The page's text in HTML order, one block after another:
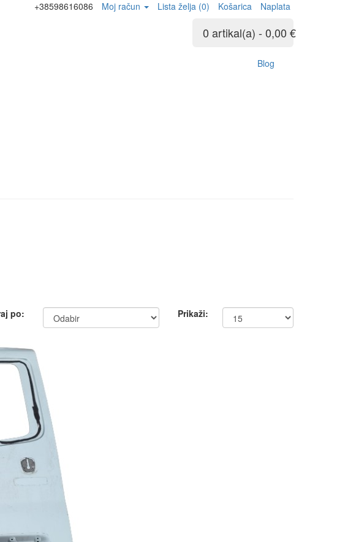
+38598616086 Moj račun Lista želja (0) Košarica Naplata
0 artikal(a) - 0,00 €
Blog
po:
Prikaži: